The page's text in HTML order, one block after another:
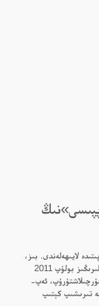
لايىھەلەندى. بىز،
ۋەتەن ھەسرىتى بىلەن پۇچۇلىنىپ يۈرگەن ئازساندىكى قېرىنداشلىرىڭىز بولۇپ 2011
ئەپ-
تىرىشىپ كېتىپ